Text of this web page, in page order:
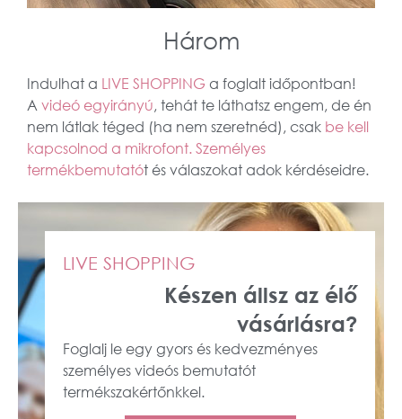
Három
Indulhat a LIVE SHOPPING a foglalt időpontban!
A videó egyirányú, tehát te láthatsz engem, de én
nem látlak téged (ha nem szeretnéd), csak be kell
kapcsolnod a mikrofont. Személyes
termékbemutatót és válaszokat adok kérdéseidre.
LIVE SHOPPING
Készen állsz az élő
vásárlásra?
Foglalj le egy gyors és kedvezményes
személyes videós bemutatót
termékszakértőnkkel.